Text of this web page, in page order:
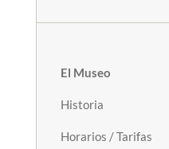
El Museo
Historia
Horarios / Tarifas